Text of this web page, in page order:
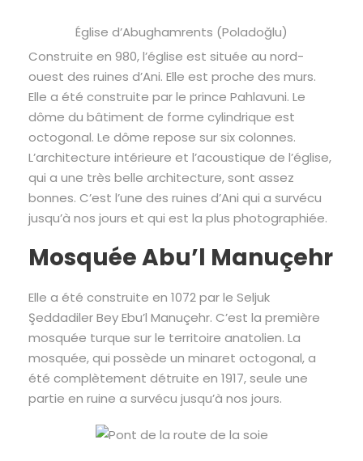
Église d’Abughamrents (Poladoğlu)
Construite en 980, l’église est située au nord-
ouest des ruines d’Ani. Elle est proche des murs.
Elle a été construite par le prince Pahlavuni. Le
dôme du bâtiment de forme cylindrique est
octogonal. Le dôme repose sur six colonnes.
L’architecture intérieure et l’acoustique de l’église,
qui a une très belle architecture, sont assez
bonnes. C’est l’une des ruines d’Ani qui a survécu
jusqu’à nos jours et qui est la plus photographiée.
Mosquée Abu’l Manuçehr
Elle a été construite en 1072 par le Seljuk
Şeddadiler Bey Ebu’l Manuçehr. C’est la première
mosquée turque sur le territoire anatolien. La
mosquée, qui possède un minaret octogonal, a
été complètement détruite en 1917, seule une
partie en ruine a survécu jusqu’à nos jours.